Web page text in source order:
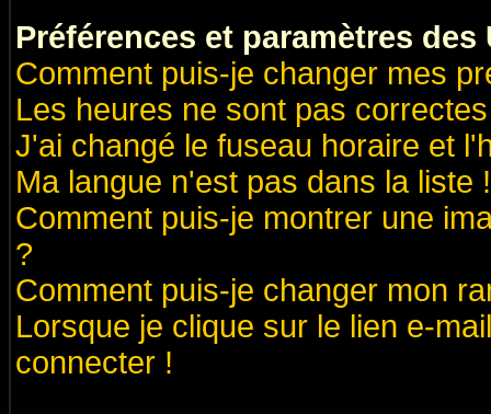
Préférences et paramètres
Comment puis-je changer mes
Les heures ne sont pas
J'ai changé le fuseau horaire et
Ma langue n'est pas dans la liste !
Comment puis-je montrer une
?
Comment puis-je changer mon
Lorsque je clique sur le lien e-
connecter !